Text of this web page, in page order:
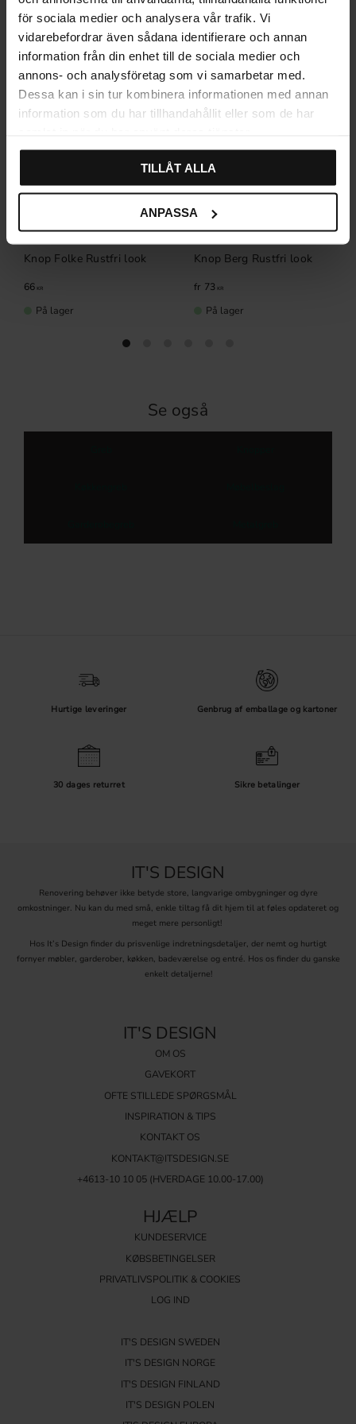
för sociala medier och analysera vår trafik. Vi
vidarebefordrar även sådana identifierare och annan
information från din enhet till de sociala medier och
annons- och analysföretag som vi samarbetar med.
Dessa kan i sin tur kombinera informationen med annan
information som du har tillhandahållit eller som de har
TILLÅT ALLA
ANPASSA
Knop Folke Rustfri look
66KR
På lager
Knop Berg Rustfri look
73KR
På lager
Se også
Hurtige leveringer Genbrug af emballage og kartoner
30 dages returret Sikre betalinger
IT'S DESIGN
Renovering behøver ikke betyde store, langvarige ombygninger og dyre
omkostninger. Nu kan du med små, enkle tiltag få dit hjem til at føles opdateret og
meget mere personligt!
Hos It’s Design finder du prisvenlige indretningsdetaljer, der nemt og hurtigt
fornyer møbler, garderober, køkken, badeværelse og entré. Hos os finder du ganske
enkelt detaljerne!
IT'S DESIGN
OM OS
GAVEKORT
OFTE STILLEDE SPØRGSMÅL
INSPIRATION & TIPS
KONTAKT OS
KONTAKT@ITSDESIGN.SE
+4613-10 10 05 (HVERDAGE 10.00-17.00)
HJÆLP
KUNDESERVICE
KØBSBETINGELSER
PRIVATLIVSPOLITIK & COOKIES
LOG IND
IT'S DESIGN SWEDEN
IT'S DESIGN NORGE
IT'S DESIGN FINLAND
IT'S DESIGN POLEN